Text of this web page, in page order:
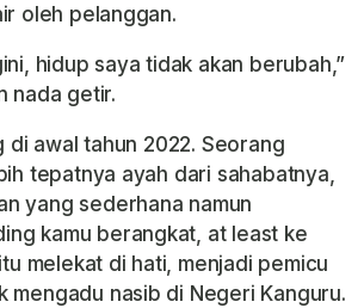
oleh pelanggan.
hidup saya tidak akan berubah,”
nada getir.
di awal tahun 2022. Seorang
tepatnya ayah dari sahabatnya,
yang sederhana namun
kamu berangkat, at least ke
melekat di hati, menjadi pemicu
mengadu nasib di Negeri Kanguru.